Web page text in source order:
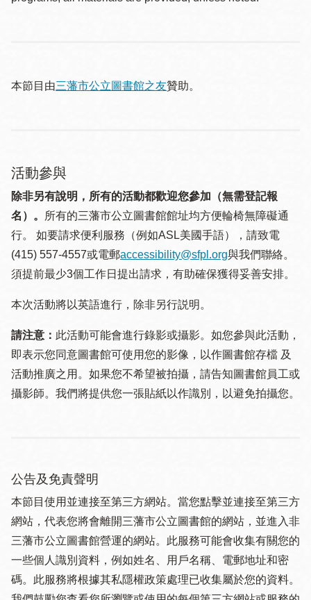
本節目由三藩市公立圖書館之友贊助。
活動參與
除非另有說明，所有的活動都歡迎您參加（無需登記報
名）。
所有的三藩市公立圖書館館址均方便輪椅無障礙通
行。 如要請求便利服務（例如ASL美國手語），請致電
(415) 557-4557或電郵accessibility@sfpl.org與我們聯絡。
須提 前最少3個工作日提出請求，有助確保獲得妥善安排。
本次活動將以英語進行，除非另行説明。
請注意： 此活動可能會進行錄影或攝影。如您參與此活動，
即表示您同意圖書館可使用您的影像，以作圖書館存檔 及
活動推廣之用。如果您不希望被拍攝，請告知圖書館員工或
攝影師。我們將提供您一張貼紙以作識別，以避免拍攝您。
公告及免責聲明
本節目使用並連接至第三方網站。當您點擊並連接至第三方
網站，代表您將會離開三藩市公立圖書館的網站，並進入非
三藩市公立圖書館營運的網站。此服務可能會收集有關您的
一些個人識別資料，例如姓名、用戶名稱、電郵地址和密
碼。此服務將根據其私隱權政策處理已收集屬於您的資料。